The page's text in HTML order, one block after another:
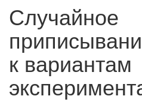
Случайное
к вариантам